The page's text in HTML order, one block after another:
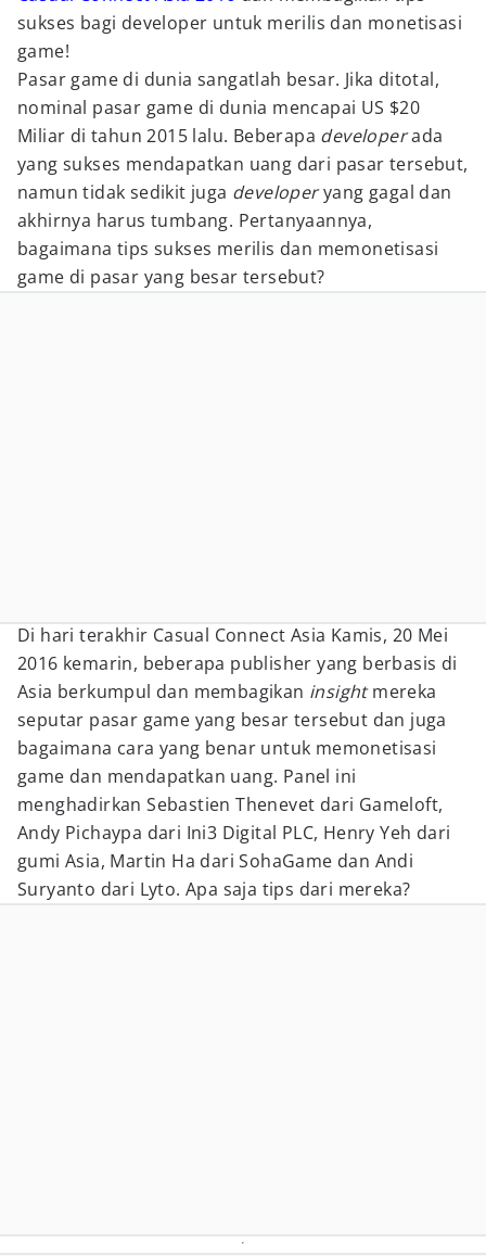
sukses bagi developer untuk merilis dan monetisasi
game!
Pasar game di dunia sangatlah besar. Jika ditotal,
nominal pasar game di dunia mencapai US $20
Miliar di tahun 2015 lalu. Beberapa developerada
yang sukses mendapatkan uang dari pasar tersebut,
namun tidak sedikit juga developeryang gagal dan
akhirnya harus tumbang. Pertanyaannya,
bagaimana tips sukses merilis dan memonetisasi
game di pasar yang besar tersebut?
Di hari terakhir Casual Connect Asia Kamis, 20 Mei
2016 kemarin, beberapa publisher yang berbasis di
Asia berkumpul dan membagikan insightmereka
seputar pasar game yang besar tersebut dan juga
bagaimana cara yang benar untuk memonetisasi
game dan mendapatkan uang. Panel ini
menghadirkan Sebastien Thenevet dari Gameloft,
Andy Pichaypa dari Ini3 Digital PLC, Henry Yeh dari
gumi Asia, Martin Ha dari SohaGame dan Andi
Suryanto dari Lyto. Apa saja tips dari mereka?